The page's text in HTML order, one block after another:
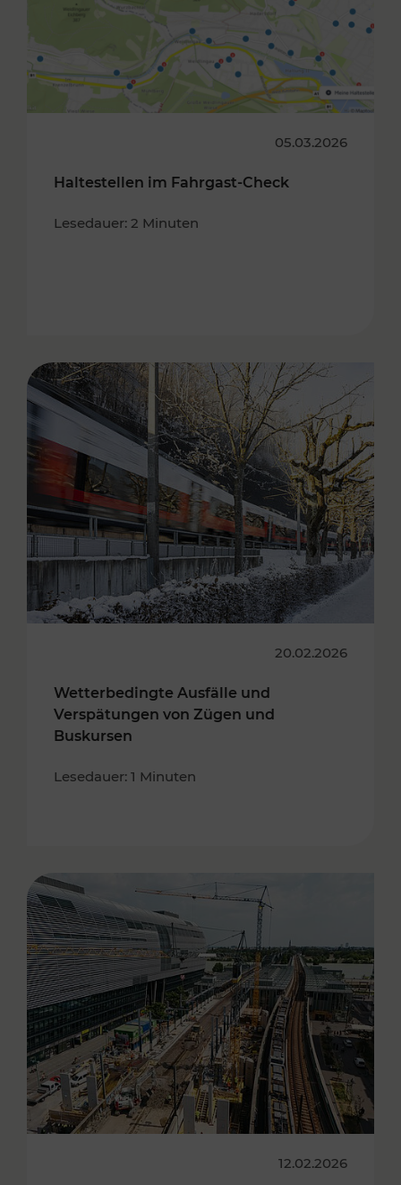
05.03.2026
Haltestellen im Fahrgast-Check
Lesedauer: 2 Minuten
20.02.2026
Wetterbedingte Ausfälle und
Verspätungen von Zügen und
Buskursen
Lesedauer: 1 Minuten
12.02.2026